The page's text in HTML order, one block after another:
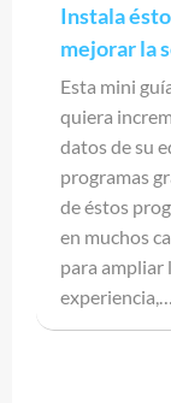
Instala
mejorar la
Esta mini
quiera
datos de su
programas
de éstos
en muchos
para ampliar
experiencia,…